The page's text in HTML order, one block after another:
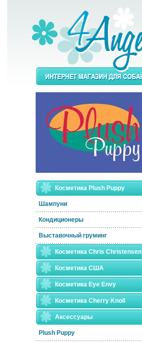
Косметика Plush Puppy
Шампуни
Кондиционеры
Выставочный груминг
Косметика Chris Christensen
Косметика США
Косметика Eye Envy
Косметика Сherry Knoll
Аксессуары
Plush Puppy